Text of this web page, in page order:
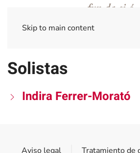
Skip to main content
Solistas
Indira Ferrer-Morató
Aviso legal
Tratamiento de